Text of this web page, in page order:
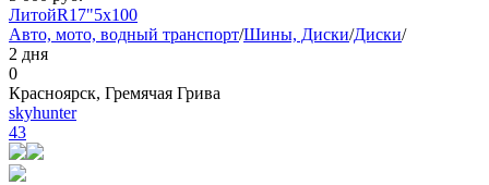
ЛитойR17"5x100
Авто, мото, водный транспорт/Шины, Диски/Диски/
2 дня
0
Красноярск, Гремячая Грива
skyhunter
43